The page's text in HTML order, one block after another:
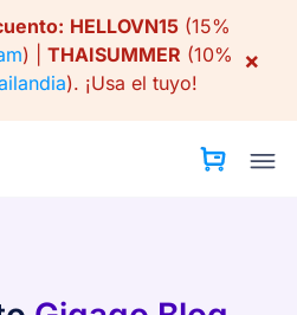
HELLOVN15 (15%
) | THAISUMMER (10%
). ¡Usa el tuyo!
×